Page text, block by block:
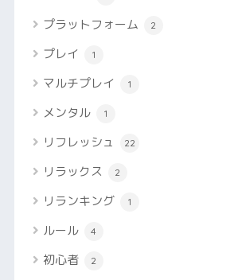
プラットフォーム 2
プレイ 1
マルチプレイ 1
メンタル 1
リフレッシュ 22
リラックス 2
リランキング 1
ルール 4
初心者 2